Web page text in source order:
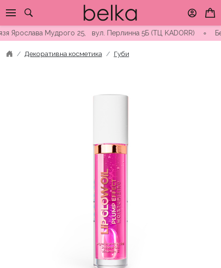
to
content
Мудрого 25, вул. Перлинна 5Б (ТЦ KADORR) ∘
Декоративна косметика Губи